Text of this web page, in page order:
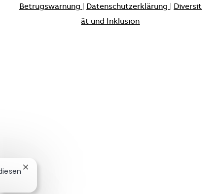
Betrugswarnung Datenschutzerklärung
Diversit
ät und Inklusion
Chatbot-Benachrichtigung schließen